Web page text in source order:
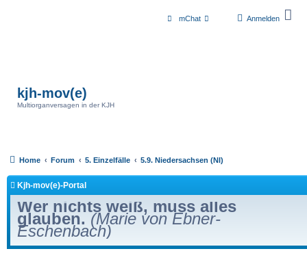
Anmelden
mChat
kjh-mov(e)
Multiorganversagen in der KJH
Home Forum 5. Einzelfälle 5.9. Niedersachsen (NI)
Kjh-mov(e)-Portal
Wer nichts weiß, muss alles
glauben. (Marie von Ebner-
Eschenbach)